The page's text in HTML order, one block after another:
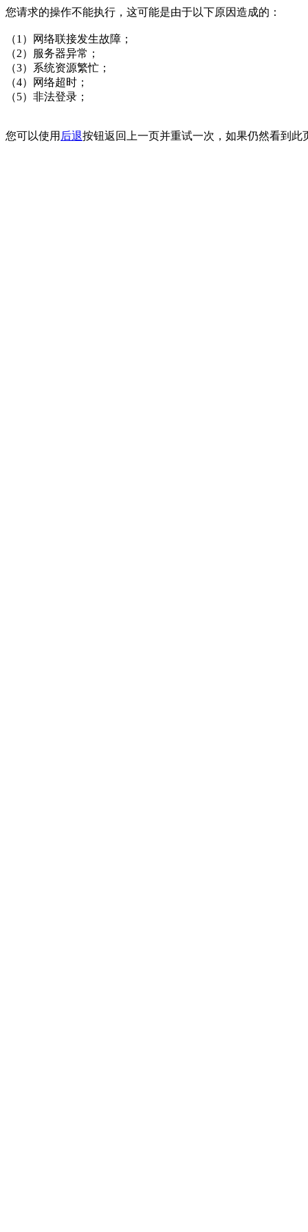
您请求的操作不能执行，这可能是由于以下原因造成的：
（1）网络联接发生故障；
（2）服务器异常；
（3）系统资源繁忙；
（4）网络超时；
（5）非法登录；
您可以使用 后退按钮返回上一页并重试一次，如果仍然看到此